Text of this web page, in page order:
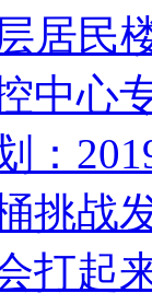
居
中心
：
挑战
打起